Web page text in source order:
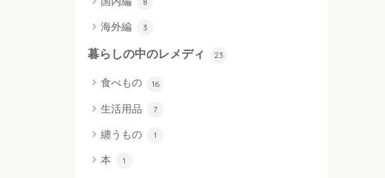
海外編 3
暮らしの中のレメディ 23
食べもの 16
生活用品 7
纏うもの 1
本 1